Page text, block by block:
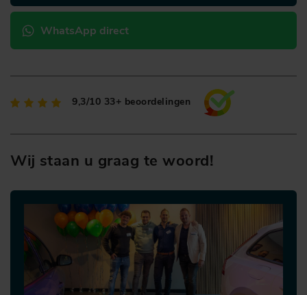
WhatsApp direct
9,3/10 33+ beoordelingen
Wij staan u graag te woord!